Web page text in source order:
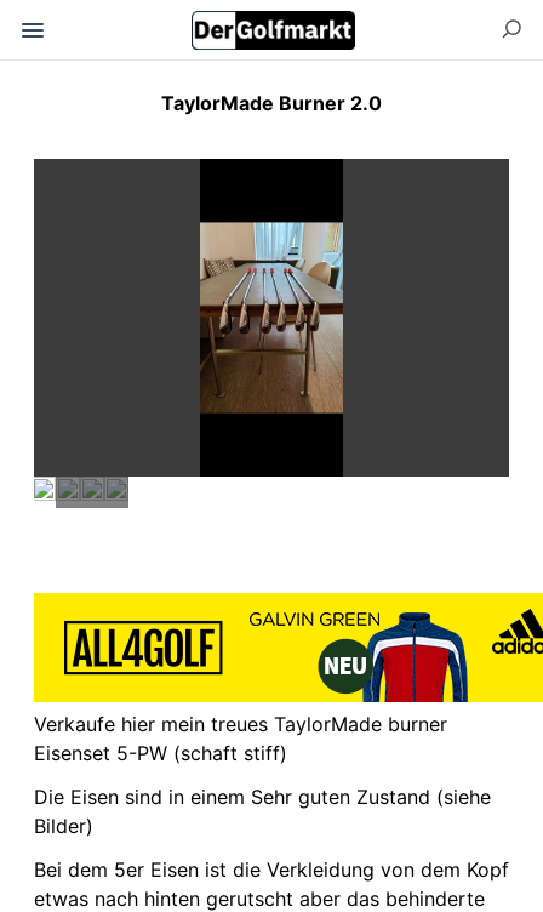
TaylorMade Burner 2.0
Verkaufe hier mein treues TaylorMade burner
Eisenset 5-PW (schaft stiff)
Die Eisen sind in einem Sehr guten Zustand (siehe
Bilder)
Bei dem 5er Eisen ist die Verkleidung von dem Kopf
etwas nach hinten gerutscht aber das behinderte